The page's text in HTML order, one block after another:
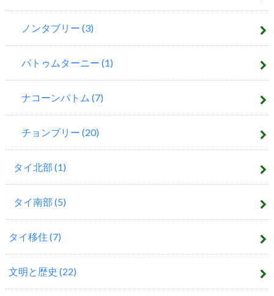
ノンタブリー (3)
パトゥムターニー (1)
ナコーンパトム (7)
チョンブリー (20)
タイ北部 (1)
タイ南部 (5)
タイ移住 (7)
文明と歴史 (22)